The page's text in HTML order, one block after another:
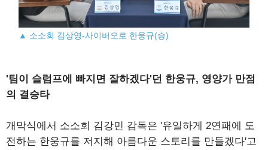
▲ 소소회 김상영-사이버오로 한웅규(승)
'팀이 슬럼프에 빠지면 잘하겠다'던 한웅규, 영양가 만점
의 결승타
개막식에서 소소회 김강민 감독은 '유일하게 2연패에 도
전하는 한웅규를 저지해 아름다운 스토리를 만들겠다'고